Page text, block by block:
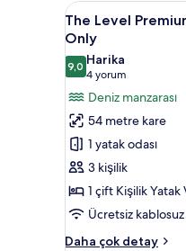
The
Level
Premium
Junior
Suite
Sea
View
Adults
Only
için
tüm
fotoğrafları
15
The Level
Only
9,09,0 / 10
Harika
4 yorum
(4
yorum)
Deniz manzarası
54 metre kare
1 yatak odası
3 kişilik
1 çift Kişilik Yatak
Ücretsiz
Daha çok detay
The